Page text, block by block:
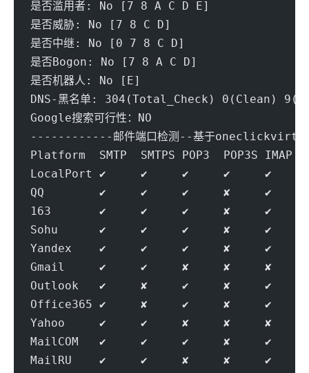
是否滥用者: No [7 8 A C D E]
是否威胁: No [7 8 C D]
是否中继: No [0 7 8 C D]
是否Bogon: No [7 8 A C D]
是否机器人: No [E]
DNS-黑名单: 304(Total_Check) 0(Clean)
Google搜索可行性：NO
------------邮件端口检测--基于
Platform  SMTP  SMTPS POP3  POP3S IMAP
LocalPort ✔     ✔     ✔     ✔     ✔
QQ        ✔     ✔     ✔     ✘     ✔
163       ✔     ✔     ✔     ✘     ✔
Sohu      ✔     ✔     ✔     ✘     ✔
Yandex    ✔     ✔     ✔     ✘     ✔
Gmail     ✔     ✔     ✘     ✘     ✘
Outlook   ✔     ✘     ✔     ✘     ✔
Office365 ✔     ✘     ✔     ✘     ✔
Yahoo     ✔     ✔     ✘     ✘     ✘
MailCOM   ✔     ✔     ✔     ✘     ✔
MailRU    ✔     ✔     ✘     ✘     ✔